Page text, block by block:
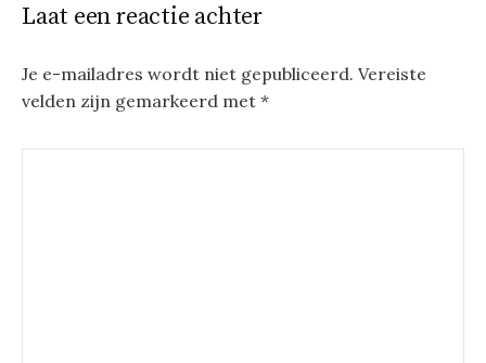
Laat een reactie achter
Je e-mailadres wordt niet gepubliceerd. Vereiste
velden zijn gemarkeerd met *